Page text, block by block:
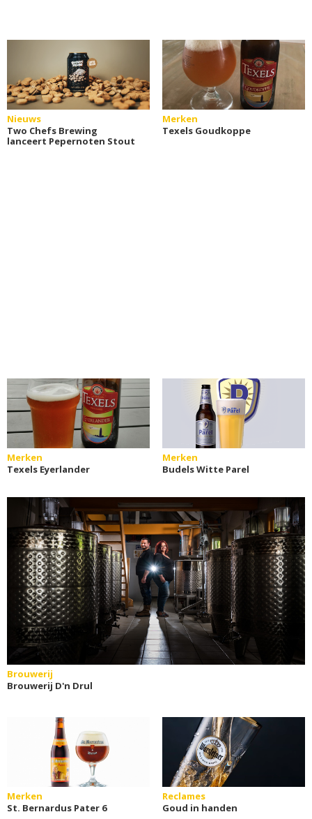
Nieuws
Two Chefs Brewing
lanceert Pepernoten Stout
Merken
Texels Goudkoppe
Merken
Texels Eyerlander
Merken
Budels Witte Parel
Brouwerij
Brouwerij D'n Drul
Merken
St. Bernardus Pater 6
Reclames
Goud in handen